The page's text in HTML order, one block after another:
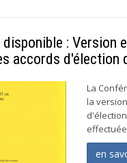
: Version
accords d'élection
La
la
en